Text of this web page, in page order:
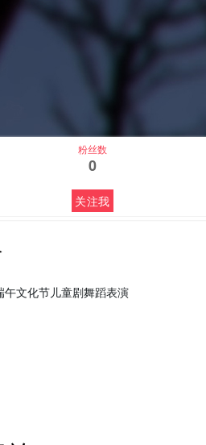
粉丝数
0
关注我
午文化节儿童剧舞蹈表演